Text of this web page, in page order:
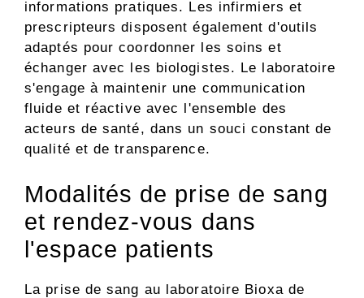
informations pratiques. Les infirmiers et
prescripteurs disposent également d'outils
adaptés pour coordonner les soins et
échanger avec les biologistes. Le laboratoire
s'engage à maintenir une communication
fluide et réactive avec l'ensemble des
acteurs de santé, dans un souci constant de
qualité et de transparence.
Modalités de prise de sang
et rendez-vous dans
l'espace patients
La prise de sang au laboratoire Bioxa de